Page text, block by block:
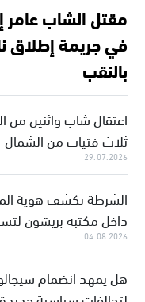
مقتل الشاب عامر
في جريمة إطلاق
بالنقب
اعتقال شاب واثنين من
ثلاث فتيات من الشمال
29.07.2026
الشرطة تكشف هوية
داخل مكتبه بريشون
04.08.2026
هل يمهد انضمام